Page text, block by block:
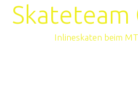
Skateteam
Inlineskaten beim